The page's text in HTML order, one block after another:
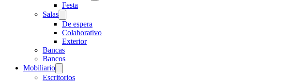
Festa
Salas
De espera
Colaborativo
Exterior
Bancas
Bancos
Mobiliario
Escritorios